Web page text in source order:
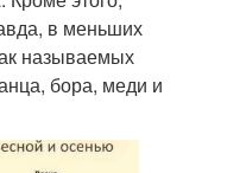
в меньших
называемых
бора, меди и